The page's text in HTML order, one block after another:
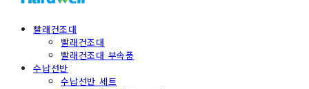
빨래건조대
빨래건조대
빨래건조대 부속품
수납선반
수납선반 세트